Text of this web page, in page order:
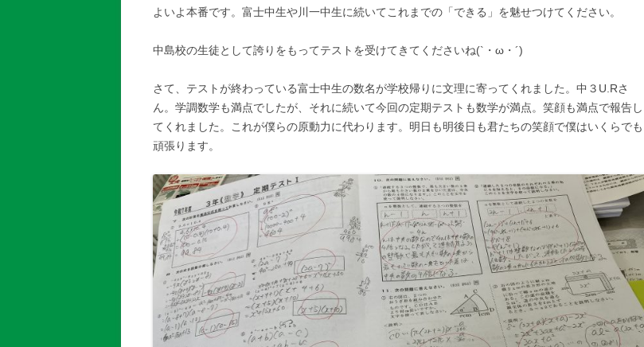
よいよ本番です。富士中生や川一中生に続いてこれまでの「できる」を魅せつけてください。
中島校の生徒として誇りをもってテストを受けてきてくださいね(`・ω・´)
さて、テストが終わっている富士中生の数名が学校帰りに文理に寄ってくれました。中３U.Rさ
ん。学調数学も満点でしたが、それに続いて今回の定期テストも数学が満点。笑顔も満点で報告し
てくれました。これが僕らの原動力に代わります。明日も明後日も君たちの笑顔で僕はいくらでも
頑張ります。